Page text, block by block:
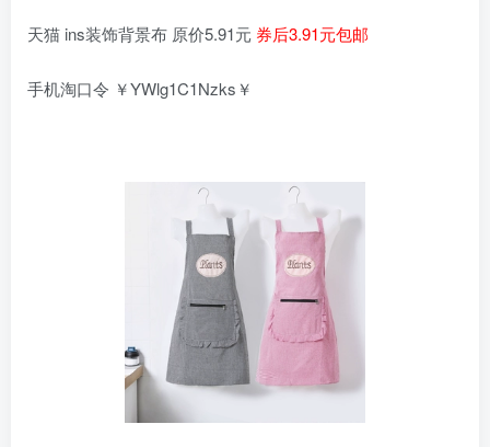
天猫 ins装饰背景布 原价5.91元 券后3.91元包邮
手机淘口令 ￥YWlg1C1Nzks￥